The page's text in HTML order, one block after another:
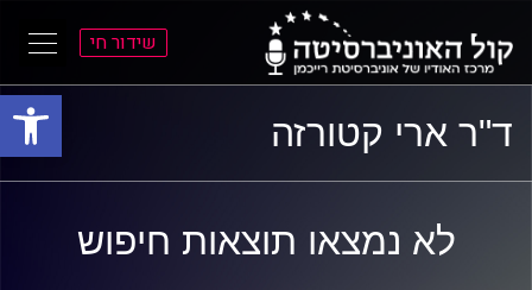
פתח
התפריט
הראשי
התוכן
הראשי
שידור חי
ד"ר ארי קטורזה
לא נמצאו תוצאות חיפוש